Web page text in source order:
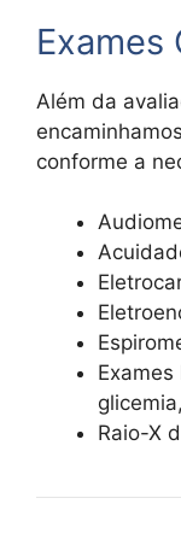
Exames
Além da
conforme a
Raio-X